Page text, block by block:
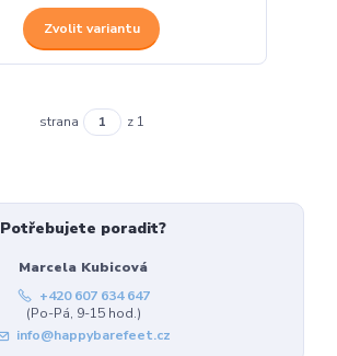
Zvolit variantu
strana z 1
Potřebujete poradit?
Marcela Kubicová
+420 607 634 647
(Po-Pá, 9-15 hod.)
info@happybarefeet.cz